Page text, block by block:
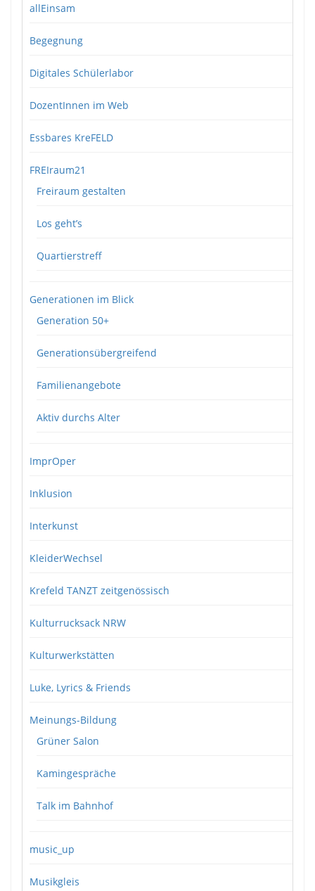
allEinsam
Begegnung
Digitales Schülerlabor
DozentInnen im Web
Essbares KreFELD
FREIraum21
Freiraum gestalten
Los geht’s
Quartierstreff
Generationen im Blick
Generation 50+
Generationsübergreifend
Familienangebote
Aktiv durchs Alter
ImprOper
Inklusion
Interkunst
KleiderWechsel
Krefeld TANZT zeitgenössisch
Kulturrucksack NRW
Kulturwerkstätten
Luke, Lyrics & Friends
Meinungs-Bildung
Grüner Salon
Kamingespräche
Talk im Bahnhof
music_up
Musikgleis